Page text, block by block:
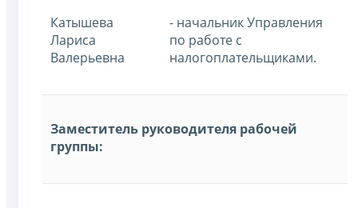
Катышева
Лариса
Валерьевна
- начальник Управления
по работе с
налогоплательщиками.
Заместитель руководителя рабочей
группы: